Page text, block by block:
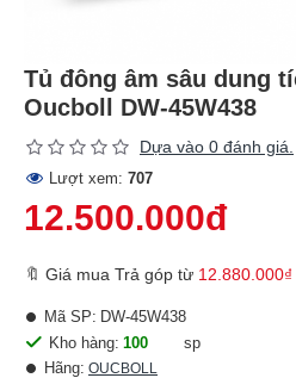
Tủ đông âm sâu dung
Oucboll DW-45W438
Dựa vào 0 đánh giá.
Lượt xem: 707
12.500.000đ
🔖 Giá mua Trả góp từ 12.880.000₫
Kho hàng: 100
sp
Hãng: OUCBOLL
Mã SP: DW-45W438